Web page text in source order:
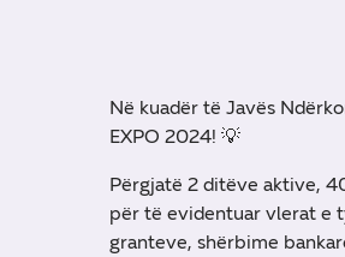
Në kuadër të Javës
EXPO 2024! 💡
Përgjatë 2 ditëve aktive,
për të evidentuar vlerat e
granteve, shërbime